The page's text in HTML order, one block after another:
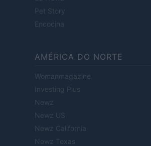
Pet Story
Encocina
AMÉRICA DO NORTE
Womanmagazine
Investing Plus
Newz
Newz US
Newz California
Newz Texas